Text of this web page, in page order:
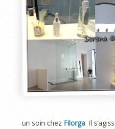
un soin chez Filorga. Il